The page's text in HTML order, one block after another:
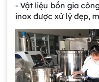
- Vật liệu bồn gia
inox được xử lý đẹp,